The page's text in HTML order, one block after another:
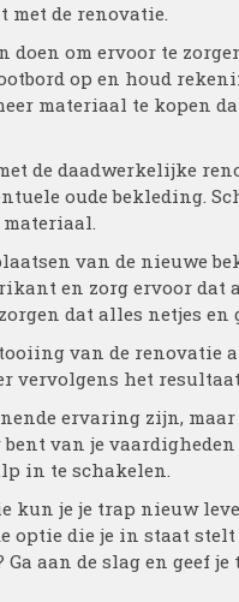
met de renovatie.
doen om ervoor te
op en houd
materiaal te kopen
de daadwerkelijke
oude bekleding.
van de nieuwe
en zorg ervoor dat
dat alles netjes
van de renovatie
vervolgens het
ervaring zijn,
van je
in te schakelen.
kun je je trap nieuw
optie die je in staat
aan de slag en geef